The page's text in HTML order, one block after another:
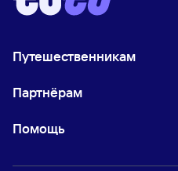
Путешественникам
Партнёрам
Помощь